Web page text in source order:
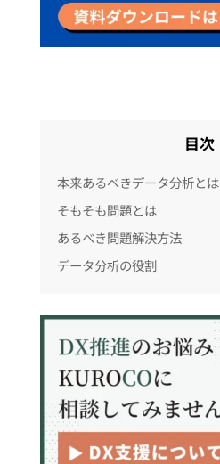
目次
本来あるべきデータ分析とは
そもそも問題とは
あるべき問題解決方法
データ分析の役割